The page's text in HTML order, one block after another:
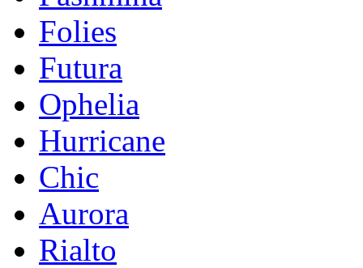
Folies
Futura
Ophelia
Hurricane
Chic
Aurora
Rialto